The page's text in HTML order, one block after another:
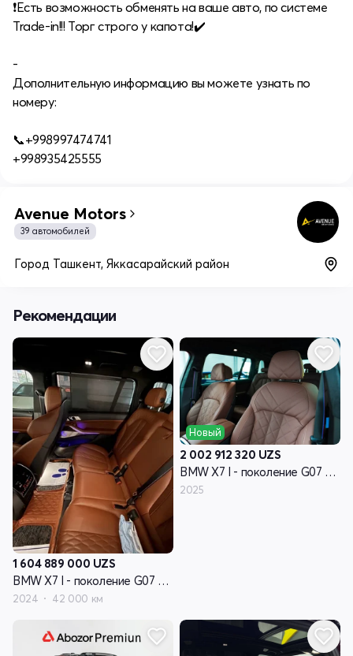
❗️Есть возможность обменять на ваше авто, по системе
Trade-in!!! Торг строго у капота!✔️
-
Дополнительную информацию вы можете узнать по
номеру:
📞+998997474741
+998935425555
Avenue Motors
39 автомобилей
Город Ташкент, Яккасарайский район
Рекомендации
1 604 889 000 UZS
BMW X7 I - поколение G07 рестайлинг
2024 42 000 км
Новый
2 002 912 320 UZS
BMW X7 I - поколение G07 рестайлинг
2025